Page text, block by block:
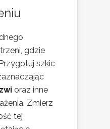
gdzie
szkic
oraz inne
Zmierz
tej